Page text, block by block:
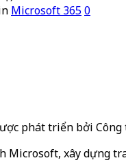
Microsoft 3650
phát triển bởi Công
xây dựng